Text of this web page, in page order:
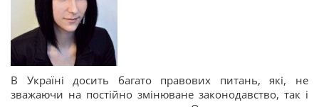
В Україні досить багато правових питань, які, не
зважаючи на постійно змінюване законодавство, так і